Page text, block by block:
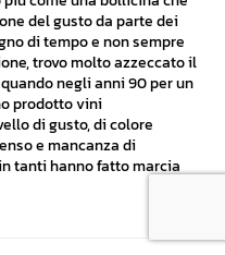
del gusto da parte dei
di tempo e non sempre
trovo molto azzeccato il
negli anni 90 per un
prodotto vini
di gusto, di colore
e mancanza di
tanti hanno fatto marcia